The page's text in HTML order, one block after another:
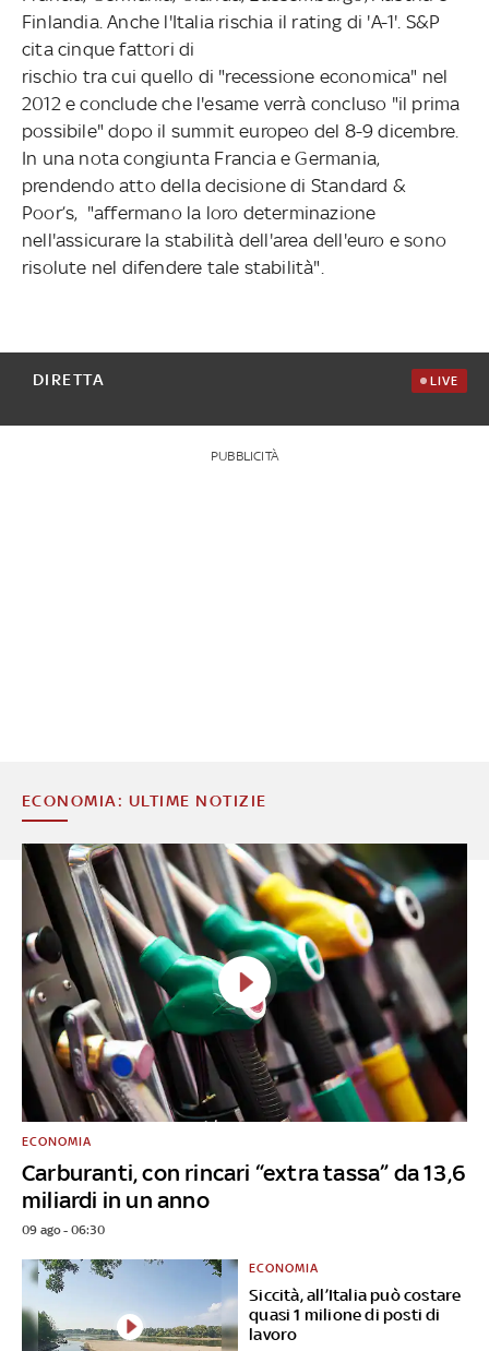
Finlandia. Anche l'Italia rischia il rating di 'A-1'. S&P
cita cinque fattori di
rischio tra cui quello di "recessione economica" nel
2012 e conclude che l'esame verrà concluso "il prima
possibile" dopo il summit europeo del 8-9 dicembre.
In una nota congiunta Francia e Germania,
prendendo atto della decisione di Standard &
Poor’s, "affermano la loro determinazione
nell'assicurare la stabilità dell'area dell'euro e sono
risolute nel difendere tale stabilità".
DIRETTA LIVE
PUBBLICITÀ
ECONOMIA: ULTIME NOTIZIE
Carburanti, con rincari “extra tassa” da 13,6
miliardi in un anno
ECONOMIA
09 ago - 06:30
Siccità, all’Italia può costare
quasi 1 milione di posti di
lavoro
ECONOMIA